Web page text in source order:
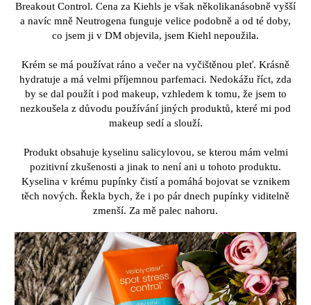
Breakout Control. Cena za Kiehls je však několikanásobně vyšší
a navíc mně Neutrogena funguje velice podobně a od té doby,
co jsem ji v DM objevila, jsem Kiehl nepoužila.
Krém se má používat ráno a večer na vyčištěnou pleť. Krásně
hydratuje a má velmi příjemnou parfemaci. Nedokážu říct, zda
by se dal použít i pod makeup, vzhledem k tomu, že jsem to
nezkoušela z důvodu používání jiných produktů, které mi pod
makeup sedí a slouží.
Produkt obsahuje kyselinu salicylovou, se kterou mám velmi
pozitivní zkušenosti a jinak to není ani u tohoto produktu.
Kyselina v krému pupínky čistí a pomáhá bojovat se vznikem
těch nových. Řekla bych, že i po pár dnech pupínky viditelně
zmenší. Za mě palec nahoru.